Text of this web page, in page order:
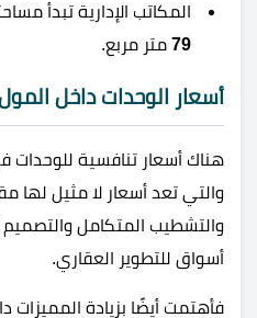
المكاتب الإدارية تبدأ
79 متر مربع.
أسعار الوحدات داخل
هناك أسعار تنافسية للوحدات
والتي تعد أسعار لا مثيل لها
والتشطيب المتكامل والتصميم
أسواق للتطوير العقاري.
فأهتمت أيضًا بزيادة المميزات